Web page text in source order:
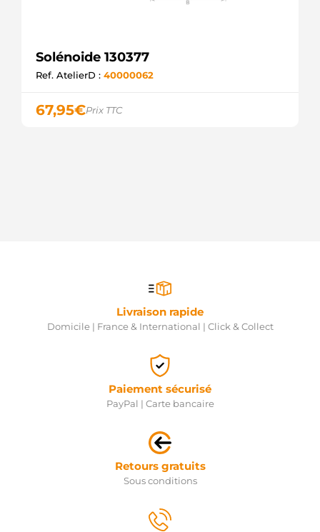
Solénoide 130377
Ref. AtelierD : 40000062
67,95€Prix TTC
Livraison rapide
Domicile | France & International | Click & Collect
Paiement sécurisé
PayPal | Carte bancaire
Retours gratuits
Sous conditions